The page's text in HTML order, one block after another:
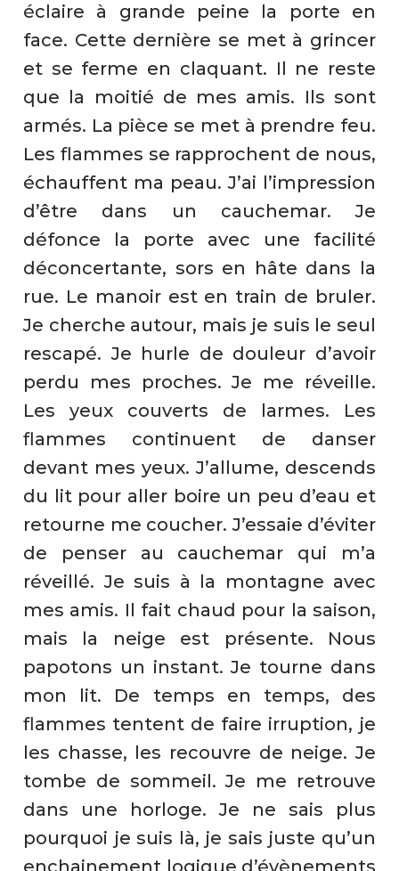
éclaire à grande peine la porte en
face. Cette dernière se met à grincer
et se ferme en claquant. Il ne reste
que la moitié de mes amis. Ils sont
armés. La pièce se met à prendre feu.
Les flammes se rapprochent de nous,
échauffent ma peau. J’ai l’impression
d’être dans un cauchemar. Je
défonce la porte avec une facilité
déconcertante, sors en hâte dans la
rue. Le manoir est en train de bruler.
Je cherche autour, mais je suis le seul
rescapé. Je hurle de douleur d’avoir
perdu mes proches. Je me réveille.
Les yeux couverts de larmes. Les
flammes continuent de danser
devant mes yeux. J’allume, descends
du lit pour aller boire un peu d’eau et
retourne me coucher. J’essaie d’éviter
de penser au cauchemar qui m’a
réveillé. Je suis à la montagne avec
mes amis. Il fait chaud pour la saison,
mais la neige est présente. Nous
papotons un instant. Je tourne dans
mon lit. De temps en temps, des
flammes tentent de faire irruption, je
les chasse, les recouvre de neige. Je
tombe de sommeil. Je me retrouve
dans une horloge. Je ne sais plus
pourquoi je suis là, je sais juste qu’un
enchainement logique d’évènements